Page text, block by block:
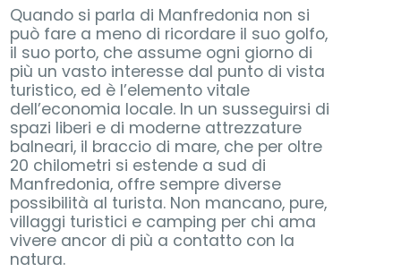
Quando si parla di Manfredonia non si
può fare a meno di ricordare il suo golfo,
il suo porto, che assume ogni giorno di
più un vasto interesse dal punto di vista
turistico, ed è l’elemento vitale
dell’economia locale. In un susseguirsi di
spazi liberi e di moderne attrezzature
balneari, il braccio di mare, che per oltre
20 chilometri si estende a sud di
Manfredonia, offre sempre diverse
possibilità al turista. Non mancano, pure,
villaggi turistici e camping per chi ama
vivere ancor di più a contatto con la
natura.